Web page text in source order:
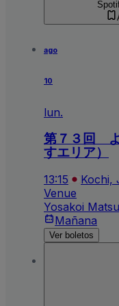
ago
10
lun.
第７３回
すエリア）
13:15 Kochi,
Venue
Yosakoi
Mañana
Ver boletos